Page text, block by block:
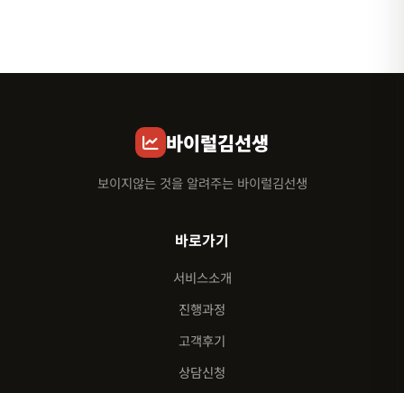
바이럴김선생
보이지않는 것을 알려주는 바이럴김선생
바로가기
서비스소개
진행과정
고객후기
상담신청